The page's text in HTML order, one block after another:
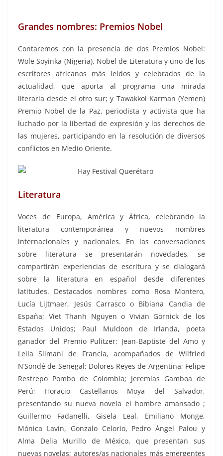
Grandes nombres: Premios Nobel
Contaremos con la presencia de dos Premios Nobel:
Wole Soyinka (Nigeria), Nobel de Literatura y uno de los
escritores africanos más leídos y celebrados de la
actualidad, que aporta al programa una mirada
literaria desde el otro sur; y Tawakkol Karman (Yemen)
Premio Nobel de la Paz, periodista y activista que ha
luchado por la libertad de expresión y los derechos de
las mujeres, participando en la resolución de diversos
conflictos en Medio Oriente.
Literatura
Voces de Europa, América y África, celebrando la
literatura contemporánea y nuevos nombres
internacionales y nacionales. En las conversaciones
sobre literatura se presentarán novedades, se
compartirán experiencias de escritura y se dialogará
sobre la literatura en español desde diferentes
latitudes. Destacados nombres como Rosa Montero,
Lucía Lijtmaer, Jesús Carrasco o Bibiana Candia de
España; Viet Thanh Nguyen o Vivian Gornick de los
Estados Unidos; Paul Muldoon de Irlanda, poeta
ganador del Premio Pulitzer; Jean-Baptiste del Amo y
Leila Slimani de Francia, acompañados de Wilfried
N’Sondé de Senegal; Dolores Reyes de Argentina; Felipe
Restrepo Pombo de Colombia; Jeremías Gamboa de
Perú; Horacio Castellanos Moya del Salvador,
presentando su nueva novela el hombre amansado ;
Guillermo Fadanelli, Gisela Leal, Emiliano Monge,
Mónica Lavín, Gonzalo Celorio, Pedro Ángel Palou y
Alma Delia Murillo de México, que presentan sus
nuevas novelas; autores/as nacionales más emergentes